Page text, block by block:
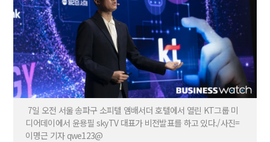
7일 오전 서울 송파구 소피텔 앰배서더 호텔에서 열린 KT그룹 미
디어데이에서 윤용필 skyTV 대표가 비전발표를 하고 있다./사진=
이명근 기자 qwe123@